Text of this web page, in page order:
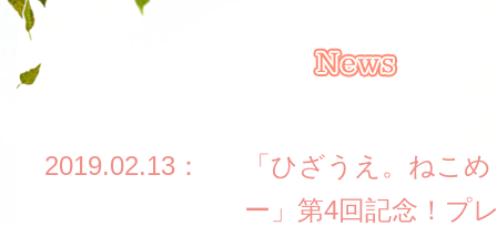
ひ
ざ、
時々、
2019.02.13
「ひざうえ。ねこ
ー」第4回記念！プ